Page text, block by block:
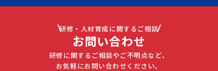
研修・人材育成に関するご相談
お問い合わせ
研修に関するご相談やご不明点など、
お気軽にお問い合わせください。